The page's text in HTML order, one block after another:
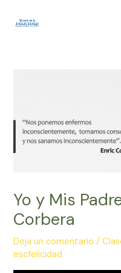
Yo y Mis
Corbera
Deja un comentario /
escfelicidad